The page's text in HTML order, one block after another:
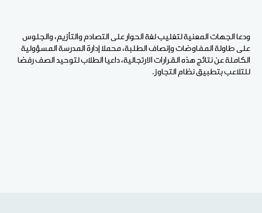
ودعا الجهات المعنية لتغليب لغة الحوار على التصادم والتأزيم، والجلوس
على طاولة المفاوضات وإنصاف الطلبة، محملا إدارة المدرسة المسؤولية
الكاملة عن نتائج هذه القرارات الارتجالية، داعيا الطلاب لتوحيد الصف رفضا
للتلاعب بتطبيق نظام التجاوز.